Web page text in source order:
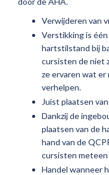
Verwijderen van
Verstikking is
hartstilstand bij
cursisten de niet
ze ervaren wat
verhelpen.
Juist plaatsen
Dankzij de
plaatsen van de
hand van de
cursisten
Handel wanneer